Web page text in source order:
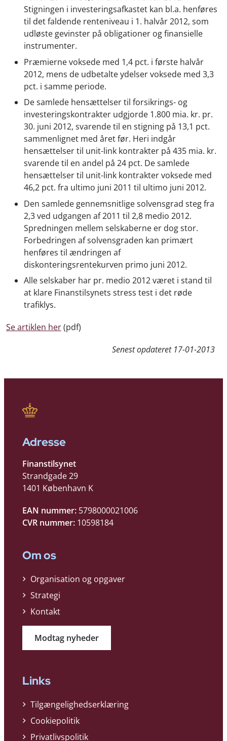
Stigningen i investeringsafkastet kan bl.a. henføres
til det faldende renteniveau i 1. halvår 2012, som
udløste gevinster på obligationer og finansielle
instrumenter.
Præmierne voksede med 1,4 pct. i første halvår
2012, mens de udbetalte ydelser voksede med 3,3
pct. i samme periode.
De samlede hensættelser til forsikrings- og
investeringskontrakter udgjorde 1.800 mia. kr. pr.
30. juni 2012, svarende til en stigning på 13,1 pct.
sammenlignet med året før. Heri indgår
hensættelser til unit-link kontrakter på 435 mia. kr.
svarende til en andel på 24 pct. De samlede
hensættelser til unit-link kontrakter voksede med
46,2 pct. fra ultimo juni 2011 til ultimo juni 2012.
Den samlede gennemsnitlige solvensgrad steg fra
2,3 ved udgangen af 2011 til 2,8 medio 2012.
Spredningen mellem selskaberne er dog stor.
Forbedringen af solvensgraden kan primært
henføres til ændringen af
diskonteringsrentekurven primo juni 2012.
Alle selskaber har pr. medio 2012 været i stand til
at klare Finanstilsynets stress test i det røde
trafiklys.
Se artiklen her(pdf)
Senest opdateret 17-01-2013
Adresse
Finanstilsynet
Strandgade 29
1401 København K
EAN nummer: 5798000021006
CVR nummer: 10598184
Om os
Organisation og opgaver
Strategi
Kontakt
Modtag nyheder
Links
Tilgængelighedserklæring
Cookiepolitik
Privatlivspolitik